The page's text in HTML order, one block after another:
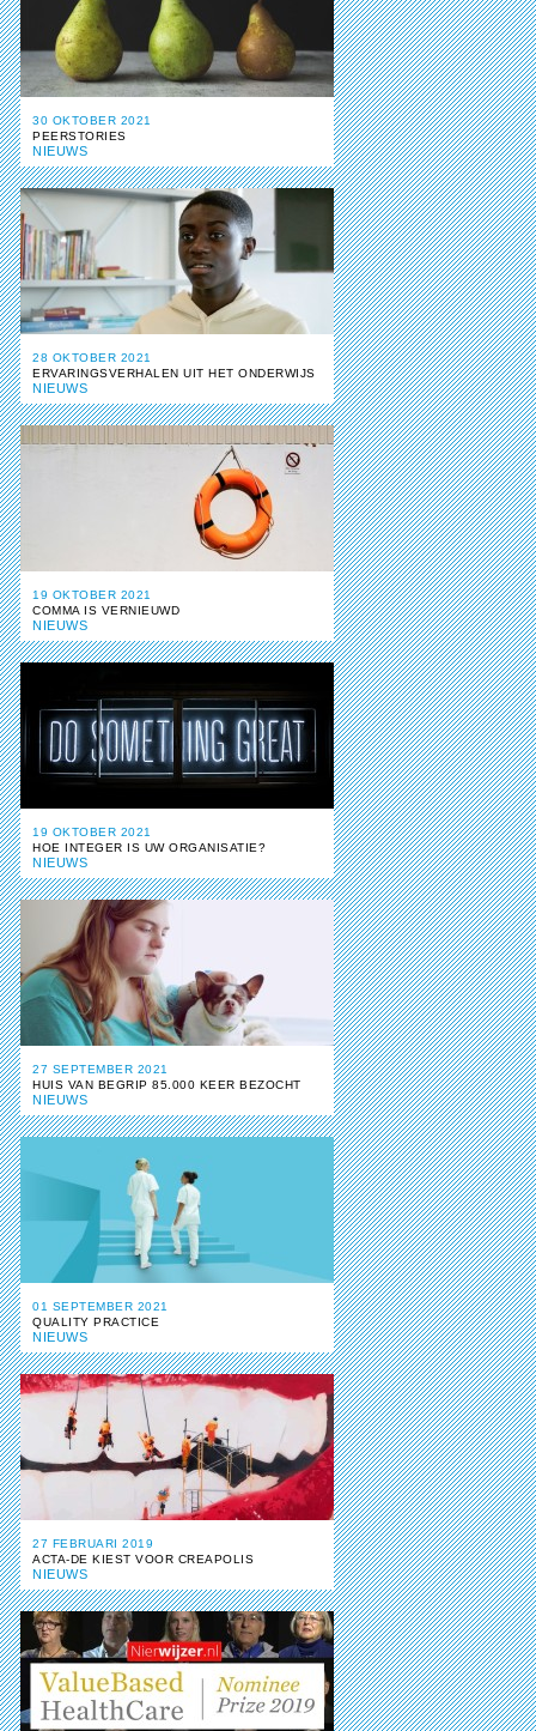
30 OKTOBER 2021
PEERSTORIES
NIEUWS
28 OKTOBER 2021
ERVARINGSVERHALEN UIT HET ONDERWIJS
NIEUWS
19 OKTOBER 2021
COMMA IS VERNIEUWD
NIEUWS
19 OKTOBER 2021
HOE INTEGER IS UW ORGANISATIE?
NIEUWS
27 SEPTEMBER 2021
HUIS VAN BEGRIP 85.000 KEER BEZOCHT
NIEUWS
01 SEPTEMBER 2021
QUALITY PRACTICE
NIEUWS
27 FEBRUARI 2019
ACTA-DE KIEST VOOR CREAPOLIS
NIEUWS